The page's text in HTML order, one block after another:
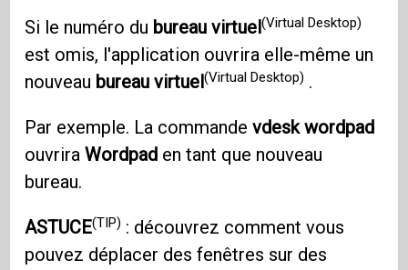
Si le numéro du bureau virtuel(Virtual Desktop)
est omis, l'application ouvrira elle-même un
nouveau bureau virtuel(Virtual Desktop) .
Par exemple. La commandevdesk wordpad
ouvriraWordpad en tant que nouveau
bureau.
ASTUCE(TIP) : découvrez comment vous
pouvez déplacer des fenêtres sur des